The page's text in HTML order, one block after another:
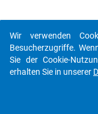
Wir verwenden
Besucherzugriffe.
Sie der Cookie-
erhalten Sie in unserer